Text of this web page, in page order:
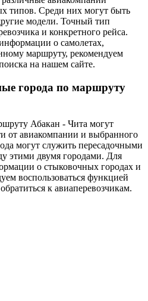
типов. Среди них могут быть
модели. Точный тип
и конкретного рейса.
о самолетах,
маршруту, рекомендуем
на нашем сайте.
города по маршруту
Абакан - Чита могут
от авиакомпании и выбранного
могут служить пересадочными
этими двумя городами. Для
о стыковочных городах и
воспользоваться функцией
к авиаперевозчикам.